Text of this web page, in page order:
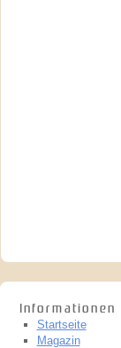
Informationen
Startseite
Magazin